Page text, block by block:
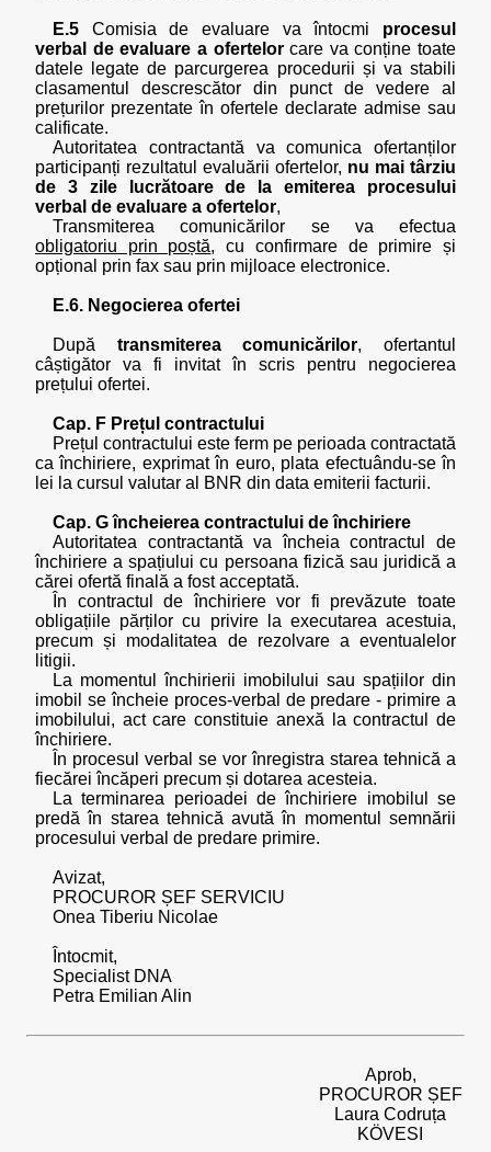
E.5 Comisia de evaluare va întocmi procesul
verbal de evaluare a ofertelorcare va conține toate
datele legate de parcurgerea procedurii și va stabili
clasamentul descrescător din punct de vedere al
prețurilor prezentate în ofertele declarate admise sau
calificate.
Autoritatea contractantă va comunica ofertanților
participanți rezultatul evaluării ofertelor, nu mai târziu
de 3 zile lucrătoare de la emiterea procesului
verbal de evaluare a ofertelor,
Transmiterea comunicărilor se va efectua
obligatoriu prin poștă, cu confirmare de primire și
opțional prin fax sau prin mijloace electronice.
E.6. Negocierea ofertei
După transmiterea comunicărilor, ofertantul
câștigător va fi invitat în scris pentru negocierea
prețului ofertei.
Cap. F Prețul contractului
Prețul contractului este ferm pe perioada contractată
ca închiriere, exprimat în euro, plata efectuându-se în
lei la cursul valutar al BNR din data emiterii facturii.
Cap. G încheierea contractului de închiriere
Autoritatea contractantă va încheia contractul de
închiriere a spațiului cu persoana fizică sau juridică a
cărei ofertă finală a fost acceptată.
În contractul de închiriere vor fi prevăzute toate
obligațiile părților cu privire la executarea acestuia,
precum și modalitatea de rezolvare a eventualelor
litigii.
La momentul închirierii imobilului sau spațiilor din
imobil se încheie proces-verbal de predare - primire a
imobilului, act care constituie anexă la contractul de
închiriere.
În procesul verbal se vor înregistra starea tehnică a
fiecărei încăperi precum și dotarea acesteia.
La terminarea perioadei de închiriere imobilul se
predă în starea tehnică avută în momentul semnării
procesului verbal de predare primire.
Avizat,
PROCUROR ȘEF SERVICIU
Onea Tiberiu Nicolae
Întocmit,
Specialist DNA
Petra Emilian Alin
Aprob,
PROCUROR ȘEF
Laura Codruța
KÖVESI